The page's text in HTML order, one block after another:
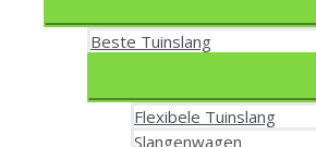
Beste Tuinslang
Flexibele Tuinslang
Slangenwagen